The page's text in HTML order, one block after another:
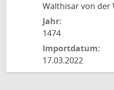
Walthisar von der
Jahr:
1474
Importdatum:
17.03.2022